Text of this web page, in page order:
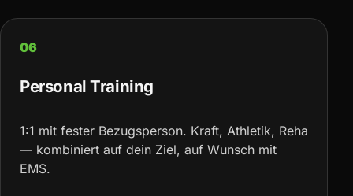
06
Personal Training
1:1 mit fester Bezugsperson. Kraft, Athletik, Reha
— kombiniert auf dein Ziel, auf Wunsch mit
EMS.